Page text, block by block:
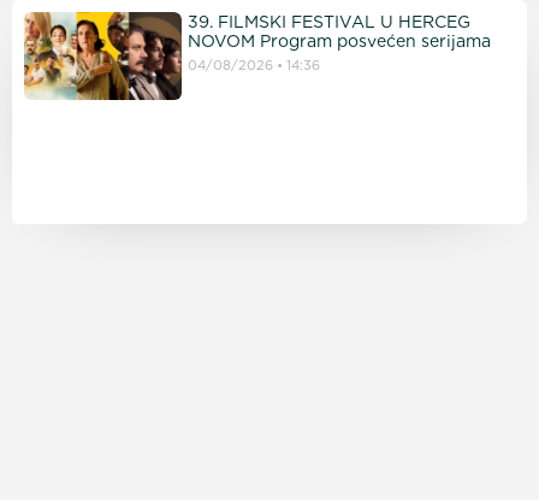
39. FILMSKI FESTIVAL U HERCEG
NOVOM Program posvećen serijama
04/08/2026 14:36